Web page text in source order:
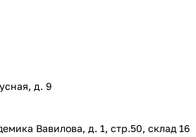
д. 9
Вавилова, д. 1, стр.50, склад 16